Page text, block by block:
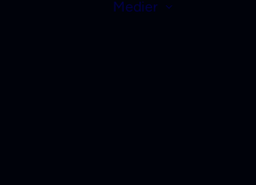
Medier